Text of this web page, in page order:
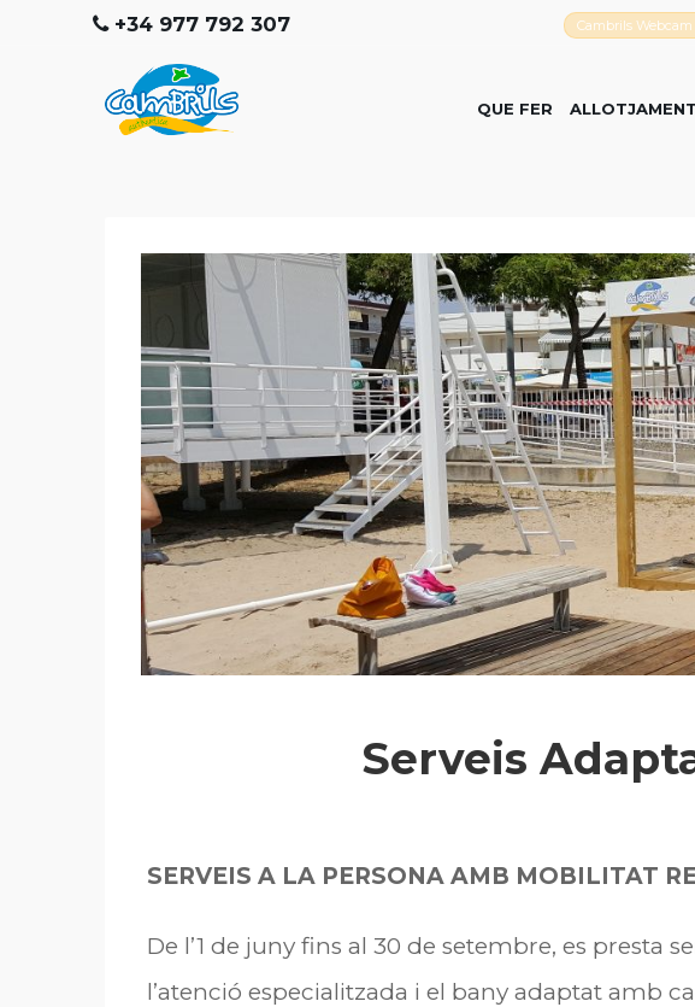
+34 977 792 307 Cambrils Webcam
QUE FER ALLOTJAMENT
Serveis
SERVEIS A LA PERSONA AMB MOBILITAT
De l’1 de juny fins al 30 de setembre, es
l’atenció especialitzada i el bany adaptat amb